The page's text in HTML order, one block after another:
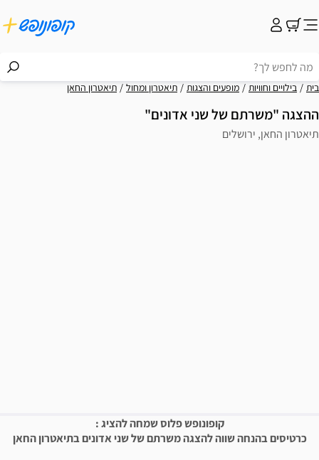
בית בילויים וחוויות מופעים והצגות תיאטרון ומחול תיאטרון החאן
ההצגה "משרתם של שני אדונים"
תיאטרון החאן, ירושלים
קופונופש פלוס שמחה להציג :
כרטיסים בהנחה שווה להצגה משרתם של שני אדונים בתיאטרון החאן